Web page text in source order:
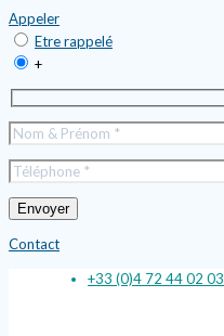
Appeler
Etre rappelé
+
Contact
+33 (0)4 72 44 02 03